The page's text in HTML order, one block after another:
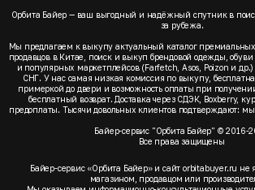
Орбита Байер — ваш выгодный и надёжный спутник в
за рубежа.
Мы предлагаем к выкупу актуальный каталог
продавцов в Китае, поиск и выкуп брендовой одежды, обуви
и популярных маркетплейсов (Farfetch, Asos, Poizon и др.)
СНГ. У нас самая низкая комиссия по выкупу,
примеркой до двери и возможность оплаты при
бесплатный возврат. Доставка через СДЭК, Boxberry,
предоплаты. Тысячи довольных клиентов подтверждают:
Байер-сервис "Орбита Байер" © 2016-
Все права защищены
Байер-сервис «Орбита Байер» и сайт orbitabuyer.ru не
магазином, продавцом или